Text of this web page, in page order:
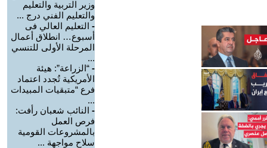
وزير التربية والتعليم
والتعليم الفني درج ...
- التعليم العالي فى
أسبوع… انطلاق أعمال
المرحلة الأولى للتنسي
...
- “الزراعة”: هيئة
الأمريكية تُجدد اعتماد
فرع “متبقيات المبيدات
...
- النائب شعبان رأفت:
فرص العمل
بالمشروعات القومية
سلاح مواجهة ...